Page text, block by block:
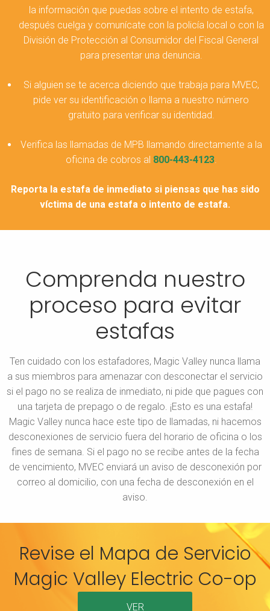
la información que puedas sobre el intento de estafa,
después cuelga y comunícate con la policía local o con la
División de Protección al Consumidor del Fiscal General
para presentar una denuncia.
Si alguien se te acerca diciendo que trabaja para MVEC,
pide ver su identificación o llama a nuestro número
gratuito para verificar su identidad.
Verifica las llamadas de MPB llamando directamente a la
oficina de cobros al 800-443-4123.
Reporta la estafa de inmediato si piensas que has sido
víctima de una estafa o intento de estafa.
Comprenda nuestro
proceso para evitar
estafas
Ten cuidado con los estafadores, Magic Valley nunca llama
a sus miembros para amenazar con desconectar el servicio
si el pago no se realiza de inmediato, ni pide que pagues con
una tarjeta de prepago o de regalo. ¡Esto es una estafa!
Magic Valley nunca hace este tipo de llamadas, ni hacemos
desconexiones de servicio fuera del horario de oficina o los
fines de semana. Si el pago no se recibe antes de la fecha
de vencimiento, MVEC enviará un aviso de desconexión por
correo al domicilio, con una fecha de desconexión en el
aviso.
Revise el Mapa de Servicio
Magic Valley Electric Co-op
VER